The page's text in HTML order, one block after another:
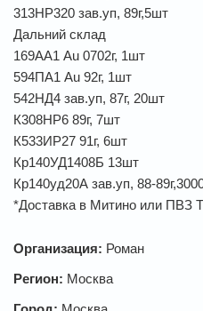
313НР320 зав.уп, 89г,5шт
Дальний склад
169АА1 Au 0702г, 1шт
594ПА1 Au 92г, 1шт
542НД4 зав.уп, 87г, 20шт
К308НР6 89г, 7шт
К533ИР27 91г, 6шт
Кр140УД1408Б 13шт
Кр140уд20А зав.уп, 88-
*Доставка в Митино или ПВЗ
Организация: Роман
Регион: Москва